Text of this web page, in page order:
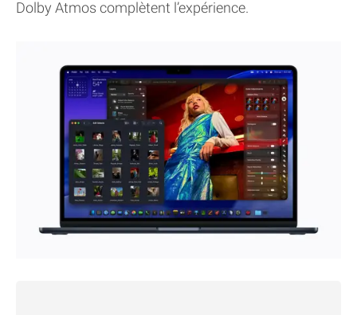
Dolby Atmos complètent l’expérience.